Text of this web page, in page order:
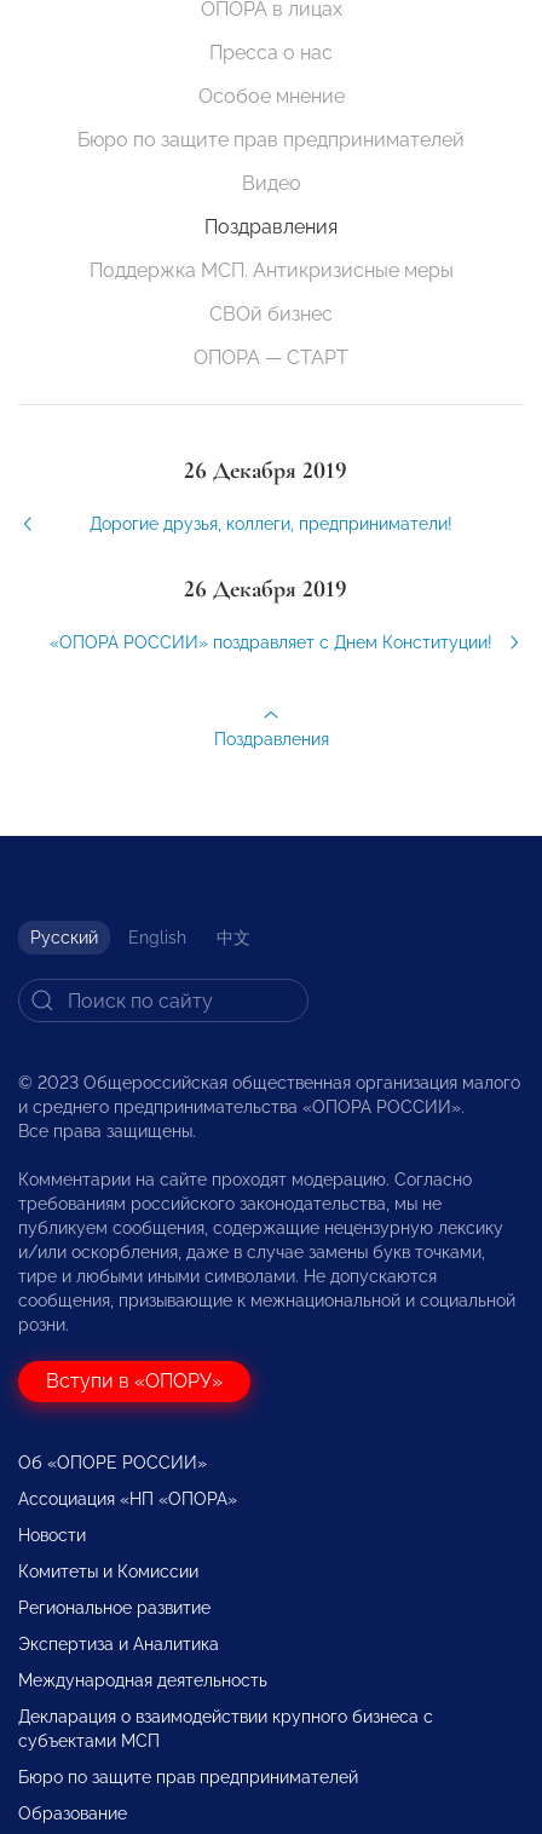
ОПОРА в лицах
Пресса о нас
Особое мнение
Бюро по защите прав предпринимателей
Видео
Поздравления
Поддержка МСП. Антикризисные меры
СВОй бизнес
ОПОРА — СТАРТ
26 Декабря 2019
Дорогие друзья, коллеги, предприниматели!
26 Декабря 2019
«ОПОРА РОССИИ» поздравляет с Днем Конституции!
Поздравления
Русский English 中文
© 2023 Общероссийская общественная организация малого
и среднего предпринимательства «ОПОРА РОССИИ».
Все права защищены.
Комментарии на сайте проходят модерацию. Согласно
требованиям российского законодательства, мы не
публикуем сообщения, содержащие нецензурную лексику
и/или оскорбления, даже в случае замены букв точками,
тире и любыми иными символами. Не допускаются
сообщения, призывающие к межнациональной и социальной
розни.
Вступи в «ОПОРУ»
Об «ОПОРЕ РОССИИ»
Ассоциация «НП «ОПОРА»
Новости
Комитеты и Комиссии
Региональное развитие
Экспертиза и Аналитика
Международная деятельность
Декларация о взаимодействии крупного бизнеса с
субъектами МСП
Бюро по защите прав предпринимателей
Образование